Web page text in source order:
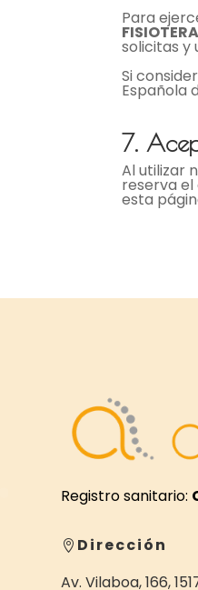
Para
solicitas y
Si
Española
7.
Al utilizar
reserva
esta
Registro sanitario:
 Dirección
Av. Vilaboa, 166,